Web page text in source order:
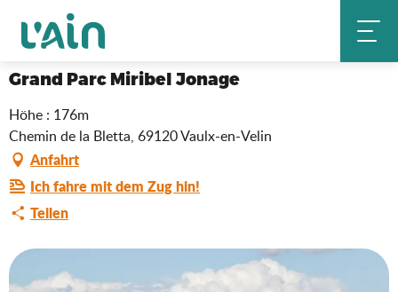
contenu
principal
Startseite
Grand Parc Miribel Jonage
Höhe : 176m
Chemin de la Bletta, 69120 Vaulx-en-Velin
Anfahrt
Ich fahre mit dem Zug hin!
Teilen